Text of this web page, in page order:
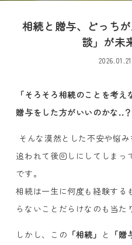
相続と贈与、どっち
談」が未
2026.01.21
「そろそろ相続のことを考
贈与をした方がいいのかな..？
そんな漠然とした不安や悩
追われて後回しにしてしまっ
です。
相続は一生に何度も経験する
らないことだらけなのも当た
しかし、この 「相続」 と 「贈